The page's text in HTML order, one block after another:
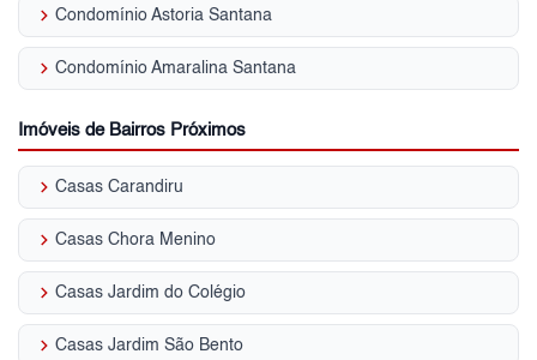
keyboard_arrow_right Condomínio Astoria Santana
keyboard_arrow_right Condomínio Amaralina Santana
Imóveis de Bairros Próximos
keyboard_arrow_right Casas Carandiru
keyboard_arrow_right Casas Chora Menino
keyboard_arrow_right Casas Jardim do Colégio
keyboard_arrow_right Casas Jardim São Bento